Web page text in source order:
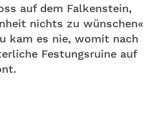
auf dem Falkenstein,
nichts zu wünschen«
kam es nie, womit nach
Festungsruine auf